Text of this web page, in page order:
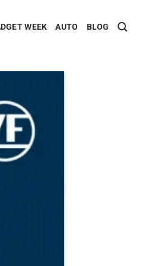
WEEK AUTO BLOG